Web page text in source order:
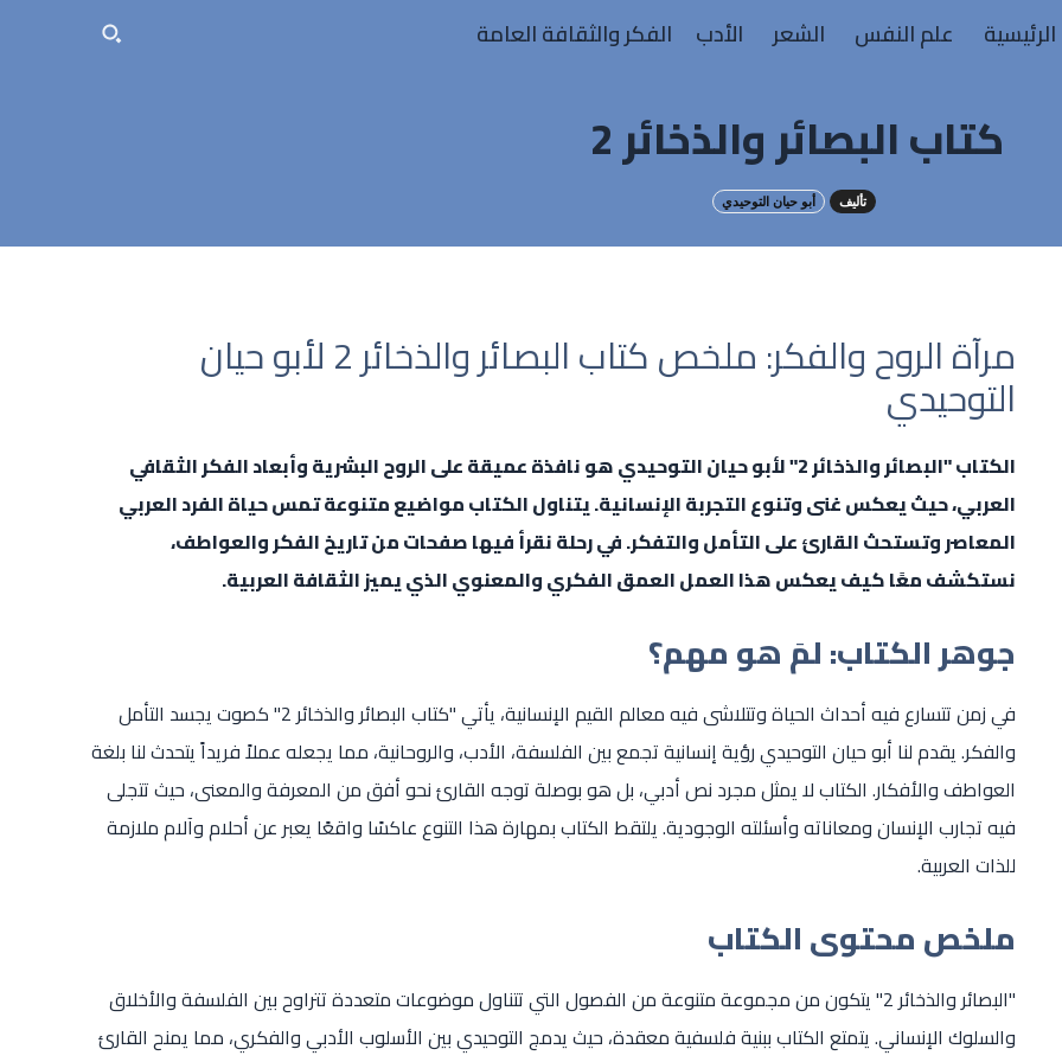
الرئيسية علم النفس الشعر الأدب الفكر والثقافة العامة
كتاب البصائر والذخائر 2
تأليف أبو حيان التوحيدي
مرآة الروح والفكر: ملخص كتاب البصائر والذخائر 2 لأبو حيان
التوحيدي
الكتاب "البصائر والذخائر 2" لأبو حيان التوحيدي هو نافذة عميقة على الروح البشرية وأبعاد الفكر الثقافي
العربي، حيث يعكس غنى وتنوع التجربة الإنسانية. يتناول الكتاب مواضيع متنوعة تمس حياة الفرد العربي
المعاصر وتستحث القارئ على التأمل والتفكر. في رحلة نقرأ فيها صفحات من تاريخ الفكر والعواطف،
نستكشف معًا كيف يعكس هذا العمل العمق الفكري والمعنوي الذي يميز الثقافة العربية.
جوهر الكتاب: لمَ هو مهم؟
في زمن تتسارع فيه أحداث الحياة وتتلاشى فيه معالم القيم الإنسانية، يأتي "كتاب البصائر والذخائر 2" كصوت يجسد التأمل
والفكر. يقدم لنا أبو حيان التوحيدي رؤية إنسانية تجمع بين الفلسفة، الأدب، والروحانية، مما يجعله عملاً فريداً يتحدث لنا بلغة
العواطف والأفكار. الكتاب لا يمثل مجرد نص أدبي، بل هو بوصلة توجه القارئ نحو أفق من المعرفة والمعنى، حيث تتجلى
فيه تجارب الإنسان ومعاناته وأسئلته الوجودية. يلتقط الكتاب بمهارة هذا التنوع عاكسًا واقعًا يعبر عن أحلام وآلام ملازمة
للذات العربية.
ملخص محتوى الكتاب
"البصائر والذخائر 2" يتكون من مجموعة متنوعة من الفصول التي تتناول موضوعات متعددة تتراوح بين الفلسفة والأخلاق
والسلوك الإنساني. يتمتع الكتاب ببنية فلسفية معقدة، حيث يدمج التوحيدي بين الأسلوب الأدبي والفكري، مما يمنح القارئ